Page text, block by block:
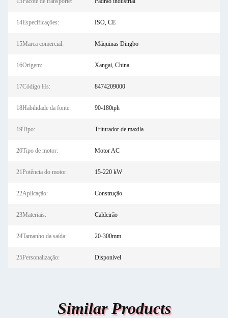
14Especificações: ISO, CE
15Marca comercial: Máquinas Dingbo
16Origem: Xangai, China
17Código Hs: 8474209000
18Habilidade da fonte: 90-180tph
19Tipo: Triturador de maxila
20Tipo de motor: Motor AC
21Potência do motor: 15-220 kW
22Aplicação: Construção
23Materiais: Caldeirão
24Tamanho da saída: 20-300mm
25Personalização: Disponível
Similar Products